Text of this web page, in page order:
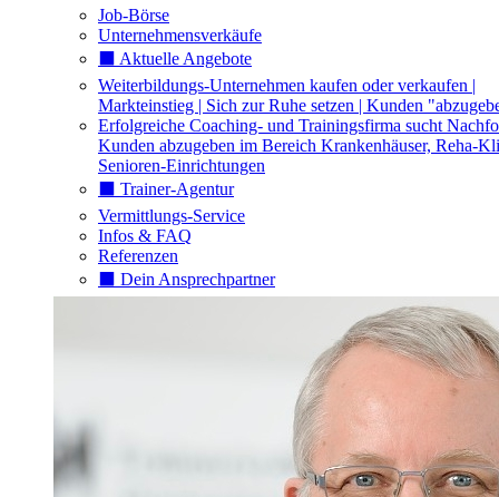
Job-Börse
Unternehmensverkäufe
⬛️ Aktuelle Angebote
Weiterbildungs-Unternehmen kaufen oder verkaufen |
Markteinstieg | Sich zur Ruhe setzen | Kunden
Erfolgreiche Coaching- und Trainingsfirma sucht
Kunden abzugeben im Bereich Krankenhäuser, Reha-
Senioren-Einrichtungen
⬛️ Trainer-Agentur
Vermittlungs-Service
Infos & FAQ
Referenzen
⬛️ Dein Ansprechpartner